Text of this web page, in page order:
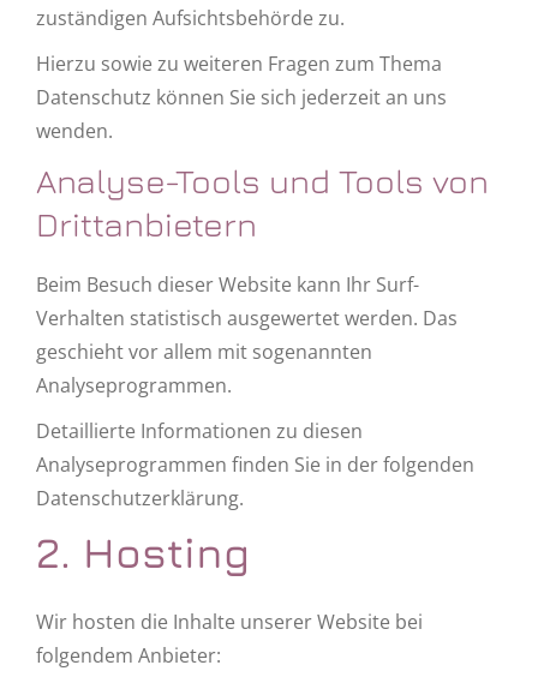
zuständigen Aufsichtsbehörde zu.
Hierzu sowie zu weiteren Fragen zum Thema
Datenschutz können Sie sich jederzeit an uns
wenden.
Analyse-Tools und Tools von
Dritt­anbietern
Beim Besuch dieser Website kann Ihr Surf-
Verhalten statistisch ausgewertet werden. Das
geschieht vor allem mit sogenannten
Analyseprogrammen.
Detaillierte Informationen zu diesen
Analyseprogrammen finden Sie in der folgenden
Datenschutzerklärung.
2. Hosting
Wir hosten die Inhalte unserer Website bei
folgendem Anbieter: